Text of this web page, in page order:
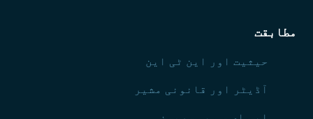
مطابقت
حیثیت اور این ٹی این
آڈیٹر اور قانونی مشیر